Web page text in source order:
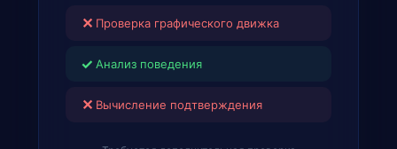
✕ Проверка графического движка
✓ Анализ поведения
✕ Вычисление подтверждения